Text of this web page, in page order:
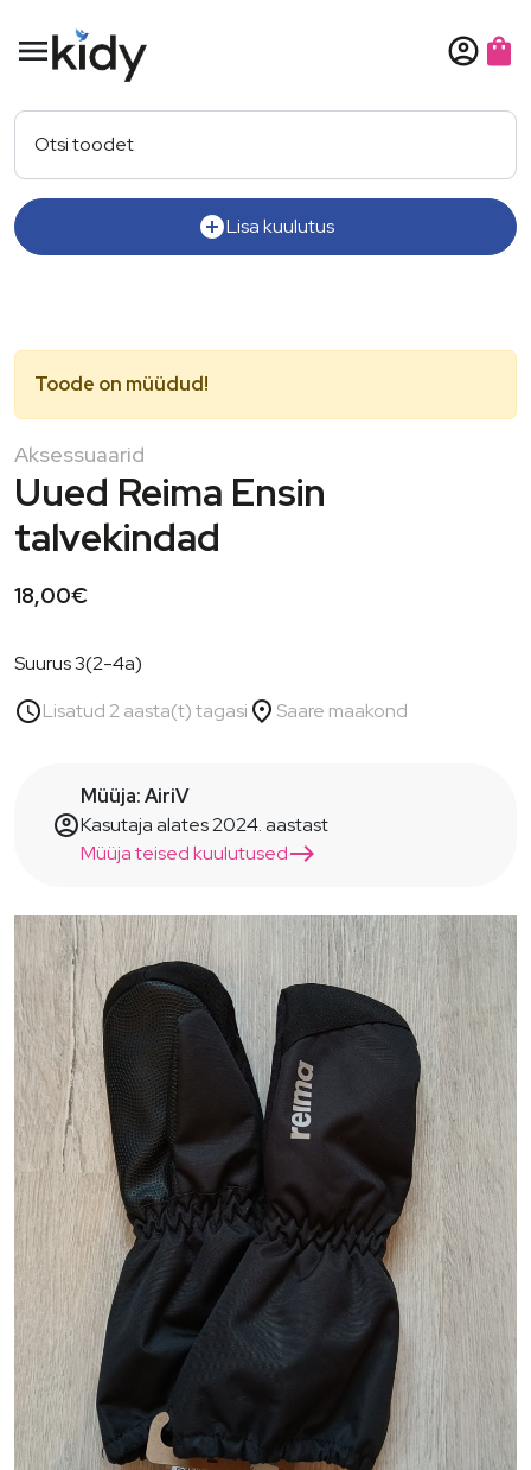
menu account_circle shopping_bag
Otsi toodet
add_circleLisa kuulutus
Toode on müüdud!
Aksessuaarid
Uued Reima Ensin
talvekindad
18,00€
Suurus 3(2-4a)
scheduleLisatud 2 aasta(t) tagasi place Saare maakond
account_circle
Müüja: AiriV
Kasutaja alates 2024. aastast
Müüja teised kuulutusedeast